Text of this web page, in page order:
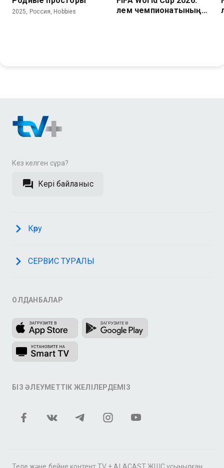
2025, Россия, Hobbies
Әлем чемпионатының
Кез келген сұрақ?
Кері байланыс
Көру
СЕРВИС ТУРАЛЫ
ҚОЛДАНБАЛАР
БІЗ ӘЛЕУМЕТТІК ЖЕЛІЛЕРДЕМІЗ